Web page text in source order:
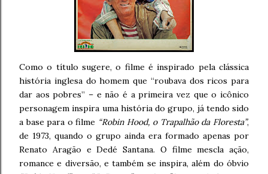
Como o título sugere, o filme é inspirado pela clássica
história inglesa do homem que “roubava dos ricos para
dar aos pobres” – e não é a primeira vez que o icônico
personagem inspira uma história do grupo, já tendo sido
a base para o filme “Robin Hood, o Trapalhão da Floresta”,
de 1973, quando o grupo ainda era formado apenas por
Renato Aragão e Dedé Santana. O filme mescla ação,
romance e diversão, e também se inspira, além do óbvio